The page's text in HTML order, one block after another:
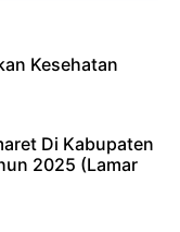
Kesehatan
Di Kabupaten
2025 (Lamar